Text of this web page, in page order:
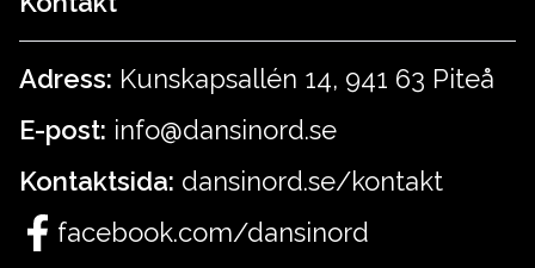
Adress: Kunskapsallén 14, 941 63 Piteå
E-post: info@dansinord.se
Kontaktsida: dansinord.se/kontakt
facebook.com/dansinord